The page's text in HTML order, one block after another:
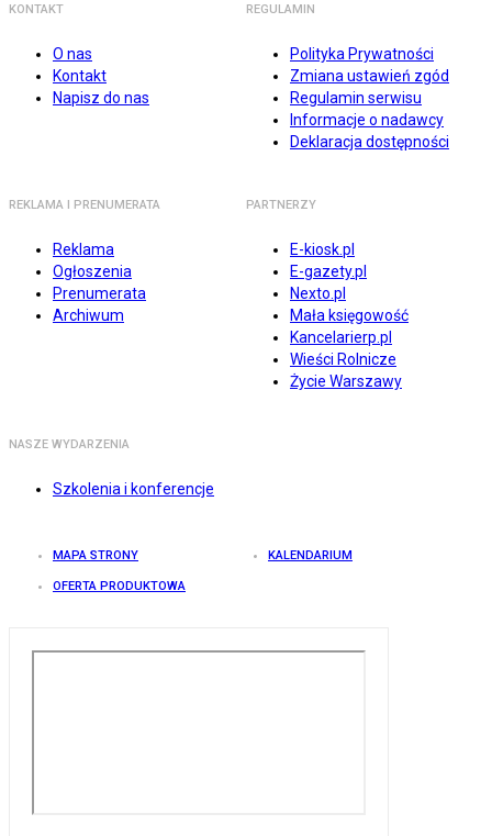
KONTAKT
O nas
Kontakt
Napisz do nas
REGULAMIN
Polityka Prywatności
Zmiana ustawień zgód
Regulamin serwisu
Informacje o nadawcy
Deklaracja dostępności
REKLAMA I PRENUMERATA
Reklama
Ogłoszenia
Prenumerata
Archiwum
PARTNERZY
E-kiosk.pl
E-gazety.pl
Nexto.pl
Mała księgowość
Kancelarierp.pl
Wieści Rolnicze
Życie Warszawy
NASZE WYDARZENIA
Szkolenia i konferencje
MAPA STRONY KALENDARIUM
OFERTA PRODUKTOWA